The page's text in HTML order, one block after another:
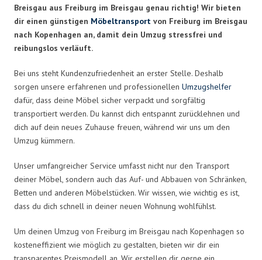
Breisgau aus Freiburg im Breisgau genau richtig! Wir bieten
dir einen günstigen Möbeltransport von Freiburg im Breisgau
nach Kopenhagen an, damit dein Umzug stressfrei und
reibungslos verläuft.
Bei uns steht Kundenzufriedenheit an erster Stelle. Deshalb
sorgen unsere erfahrenen und professionellen Umzugshelfer
dafür, dass deine Möbel sicher verpackt und sorgfältig
transportiert werden. Du kannst dich entspannt zurücklehnen und
dich auf dein neues Zuhause freuen, während wir uns um den
Umzug kümmern.
Unser umfangreicher Service umfasst nicht nur den Transport
deiner Möbel, sondern auch das Auf- und Abbauen von Schränken,
Betten und anderen Möbelstücken. Wir wissen, wie wichtig es ist,
dass du dich schnell in deiner neuen Wohnung wohlfühlst.
Um deinen Umzug von Freiburg im Breisgau nach Kopenhagen so
kosteneffizient wie möglich zu gestalten, bieten wir dir ein